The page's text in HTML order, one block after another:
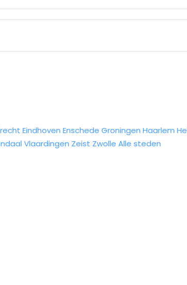
Eindhoven Enschede Groningen Haarlem
Vlaardingen Zeist Zwolle Alle steden